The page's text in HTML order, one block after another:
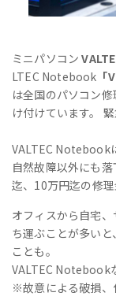
ミニパソコン
LTEC Notebook
は全国のパソコン
け付けています。
VALTEC Notebook
自然故障以外にも
迄、10万円迄の修
オフィスから自宅
ち運ぶことが多い
ことも。
VALTEC Notebook
※故意による破損、